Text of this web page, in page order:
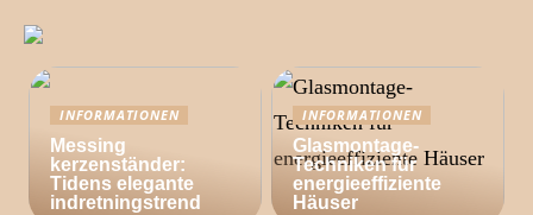
INFORMATIONEN
Messing
kerzenständer:
Tidens elegante
indretningstrend
INFORMATIONEN
Glasmontage-
Techniken für
energieeffiziente
Häuser